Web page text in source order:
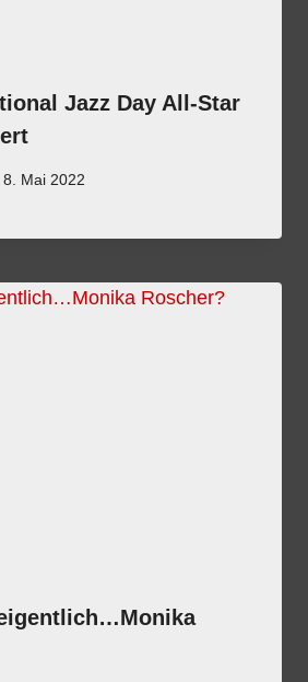
Jazz Day All-Star
8. Mai 2022